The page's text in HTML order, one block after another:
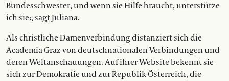
Bundesschwester, und wenn sie Hilfe braucht, unterstütze
ich sie‹, sagt Juliana.
Als christliche Damenverbindung distanziert sich die
Academia Graz von deutschnationalen Verbindungen und
deren Weltanschauungen. Auf ihrer Website bekennt sie
sich zur Demokratie und zur Republik Österreich, die